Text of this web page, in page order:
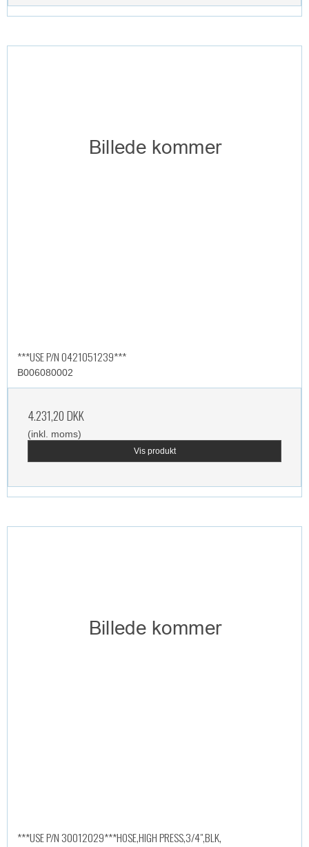
***USE P/N 0421051239***
B006080002
4.231,20 DKK
(inkl. moms)
Vis produkt
***USE P/N 30012029***HOSE,HIGH PRESS,3/4",BLK,